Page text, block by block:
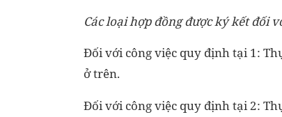
Các loại hợp đồng được ký kết đối
Đối với công việc quy định tại 1:
ở trên.
Đối với công việc quy định tại 2: